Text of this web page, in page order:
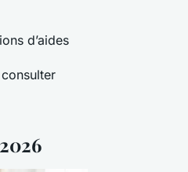
d’aides